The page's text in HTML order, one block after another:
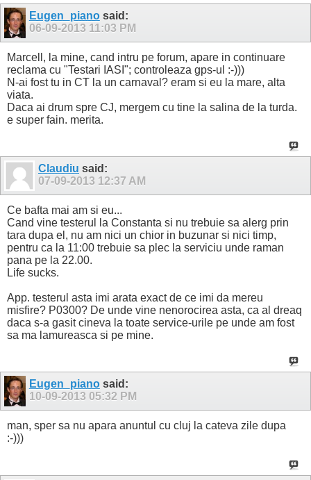
Eugen_pianosaid:
06-09-2013 11:03 PM
Marcell, la mine, cand intru pe forum, apare in continuare
reclama cu "Testari IASI"; controleaza gps-ul :-)))
N-ai fost tu in CT la un carnaval? eram si eu la mare, alta
viata.
Daca ai drum spre CJ, mergem cu tine la salina de la turda.
e super fain. merita.
Claudiu said:
07-09-2013 12:37 AM
Ce bafta mai am si eu...
Cand vine testerul la Constanta si nu trebuie sa alerg prin
tara dupa el, nu am nici un chior in buzunar si nici timp,
pentru ca la 11:00 trebuie sa plec la serviciu unde raman
pana pe la 22.00.
Life sucks.
App. testerul asta imi arata exact de ce imi da mereu
misfire? P0300? De unde vine nenorocirea asta, ca al dreaq
daca s-a gasit cineva la toate service-urile pe unde am fost
sa ma lamureasca si pe mine.
Eugen_pianosaid:
10-09-2013 05:32 PM
man, sper sa nu apara anuntul cu cluj la cateva zile dupa
:-)))